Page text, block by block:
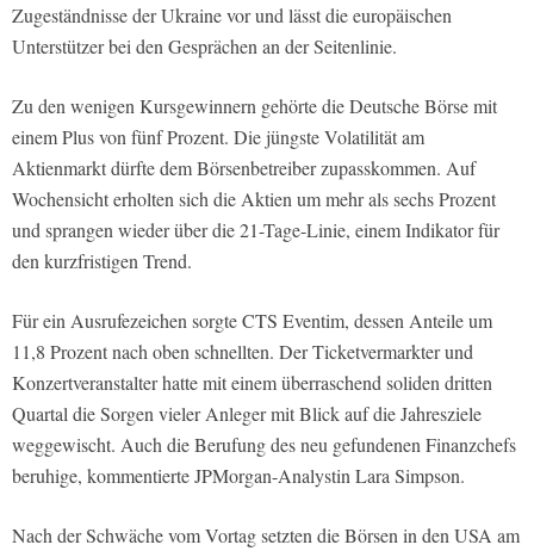
Zugeständnisse der Ukraine vor und lässt die europäischen
Unterstützer bei den Gesprächen an der Seitenlinie.
Zu den wenigen Kursgewinnern gehörte die Deutsche Börse mit
einem Plus von fünf Prozent. Die jüngste Volatilität am
Aktienmarkt dürfte dem Börsenbetreiber zupasskommen. Auf
Wochensicht erholten sich die Aktien um mehr als sechs Prozent
und sprangen wieder über die 21-Tage-Linie, einem Indikator für
den kurzfristigen Trend.
Für ein Ausrufezeichen sorgte CTS Eventim, dessen Anteile um
11,8 Prozent nach oben schnellten. Der Ticketvermarkter und
Konzertveranstalter hatte mit einem überraschend soliden dritten
Quartal die Sorgen vieler Anleger mit Blick auf die Jahresziele
weggewischt. Auch die Berufung des neu gefundenen Finanzchefs
beruhige, kommentierte JPMorgan-Analystin Lara Simpson.
Nach der Schwäche vom Vortag setzten die Börsen in den USA am